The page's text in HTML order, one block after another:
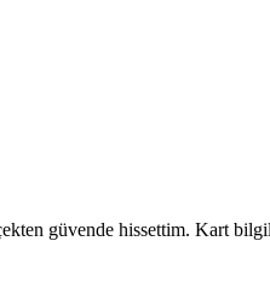
güvende hissettim. Kart